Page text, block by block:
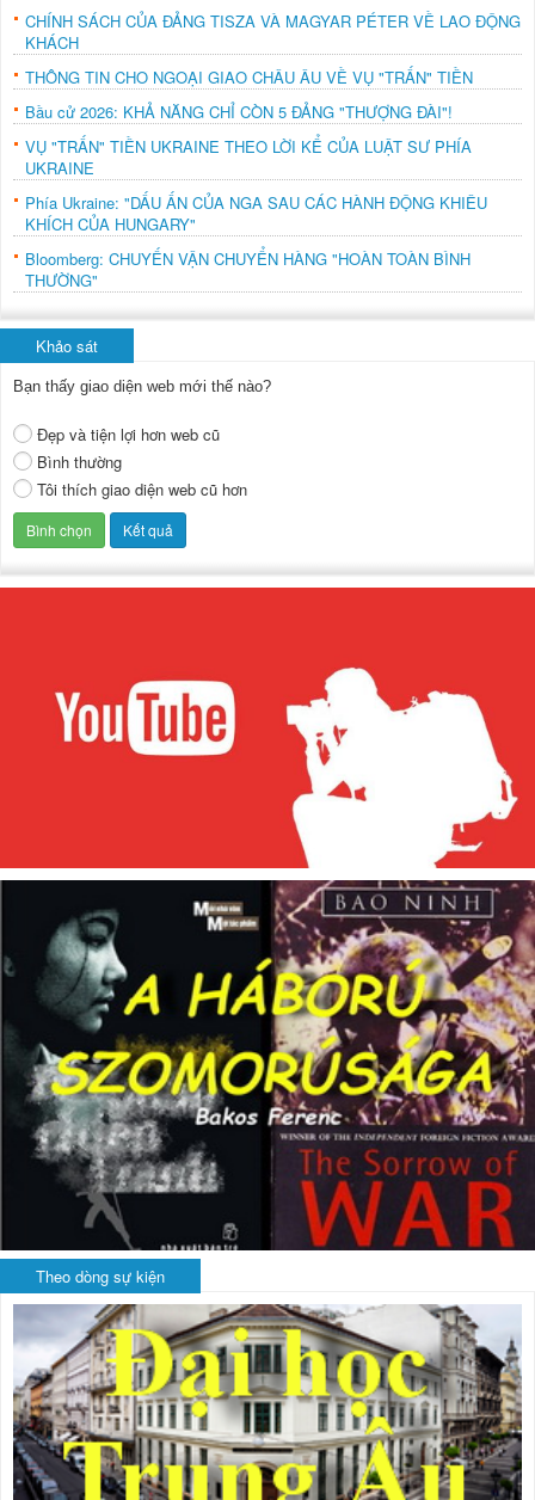
CHÍNH SÁCH CỦA ĐẢNG TISZA VÀ MAGYAR PÉTER VỀ LAO ĐỘNG
KHÁCH
THÔNG TIN CHO NGOẠI GIAO CHÂU ÂU VỀ VỤ "TRẤN" TIỀN
Bầu cử 2026: KHẢ NĂNG CHỈ CÒN 5 ĐẢNG "THƯỢNG ĐÀI"!
VỤ "TRẤN" TIỀN UKRAINE THEO LỜI KỂ CỦA LUẬT SƯ PHÍA
UKRAINE
Phía Ukraine: "DẤU ẤN CỦA NGA SAU CÁC HÀNH ĐỘNG KHIÊU
KHÍCH CỦA HUNGARY"
Bloomberg: CHUYẾN VẬN CHUYỂN HÀNG "HOÀN TOÀN BÌNH
THƯỜNG"
Khảo sát
Bạn thấy giao diện web mới thế nào?
Đẹp và tiện lợi hơn web cũ
Bình thường
Tôi thích giao diện web cũ hơn
Theo dòng sự kiện